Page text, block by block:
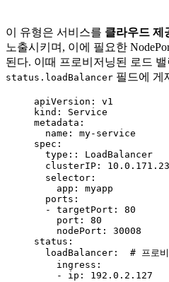
이 유형은 서비스를 클라우드 제
노출시키며, 이에 필요한
된다. 이때 프로비저닝된 로드
status.loadBalancer 필드에 게
apiVersion : v1
kind : Service
metadata :
name : my-service
spec :
type: : LoadBalancer
clusterIP :
selector :
app : myapp
ports :
- targetPort : 80
port : 80
nodePort : 30008
status :
loadBalancer : # 프로
ingress :
- ip : 192.0.2.127